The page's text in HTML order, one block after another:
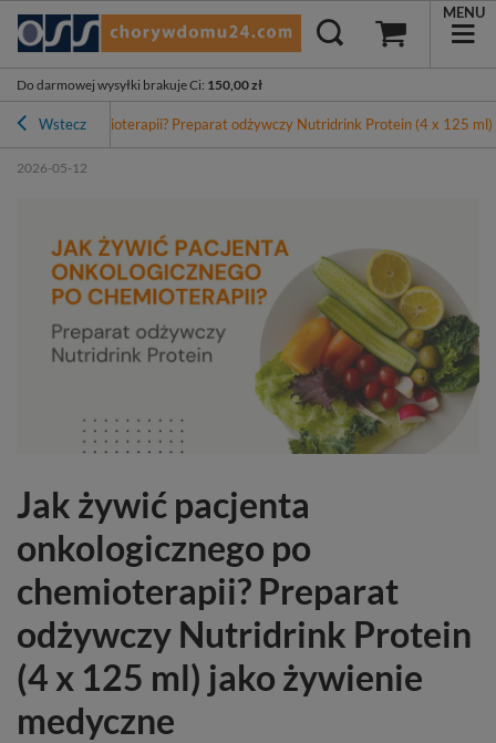
Do darmowej wysyłki brakuje Ci: 150,00 zł
MENU
Wsteczpo chemioterapii? Preparat odżywczy Nutridrink Protein (4 x 125
2026-05-12
Jak żywić pacjenta
onkologicznego po
chemioterapii? Preparat
odżywczy Nutridrink Protein
(4 x 125 ml) jako żywienie
medyczne